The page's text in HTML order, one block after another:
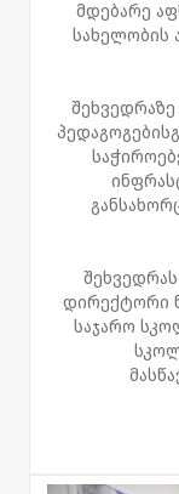
მდებარე
სახელობის
დირექტორი
საჯარო